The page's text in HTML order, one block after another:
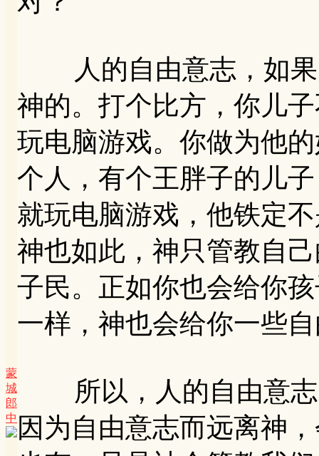
蒙
城
郎
中
人的自由意志，如果
神的。打个比方，你儿
玩电脑游戏。你做为他
个人，有个王胖子的儿
就玩电脑游戏，他铁定
神也如此，神只管教自
子民。正如你也会给你
一样，神也会给你一些
所以，人的自由意志
因为自由意志而远离神